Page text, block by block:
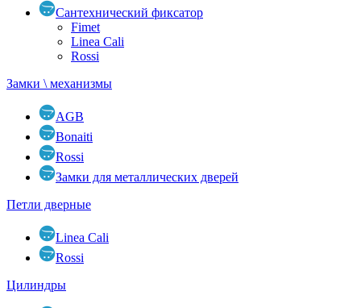
Сантехнический фиксатор
Fimet
Linea Cali
Rossi
Замки \ механизмы
AGB
Bonaiti
Rossi
Замки для металлических дверей
Петли дверные
Linea Cali
Rossi
Цилиндры